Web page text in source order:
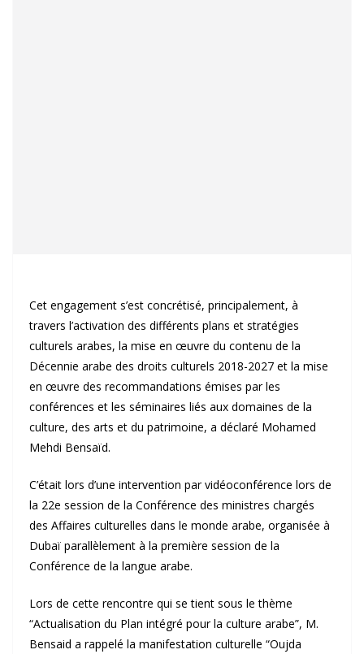
Cet engagement s’est concrétisé, principalement, à
travers l’activation des différents plans et stratégies
culturels arabes, la mise en œuvre du contenu de la
Décennie arabe des droits culturels 2018-2027 et la mise
en œuvre des recommandations émises par les
conférences et les séminaires liés aux domaines de la
culture, des arts et du patrimoine, a déclaré Mohamed
Mehdi Bensaïd.
C’était lors d’une intervention par vidéoconférence lors de
la 22e session de la Conférence des ministres chargés
des Affaires culturelles dans le monde arabe, organisée à
Dubaï parallèlement à la première session de la
Conférence de la langue arabe.
Lors de cette rencontre qui se tient sous le thème
“Actualisation du Plan intégré pour la culture arabe”, M.
Bensaid a rappelé la manifestation culturelle “Oujda